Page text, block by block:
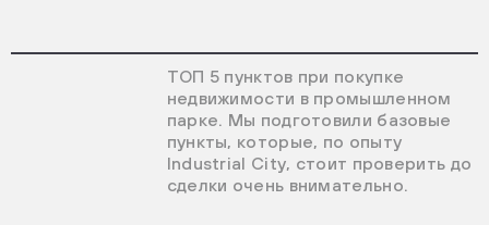
ТОП 5 пунктов при покупке
недвижимости в промышленном
парке. Мы подготовили базовые
пункты, которые, по опыту
Industrial City, стоит проверить до
сделки очень внимательно.